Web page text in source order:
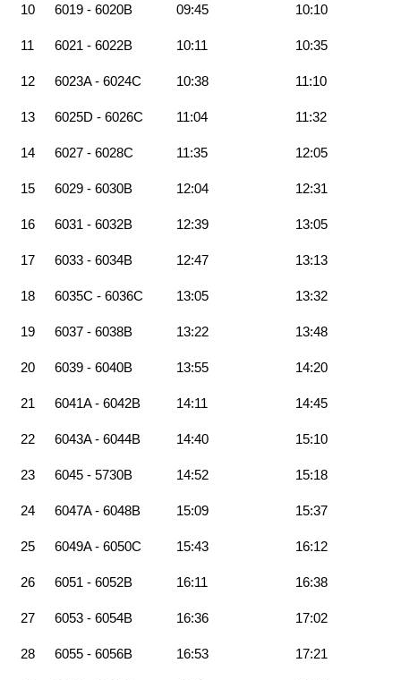
10 6019 - 6020B 09:45 10:10
11 6021 - 6022B 10:11 10:35
12 6023A - 6024C 10:38 11:10
13 6025D - 6026C 11:04 11:32
14 6027 - 6028C 11:35 12:05
15 6029 - 6030B 12:04 12:31
16 6031 - 6032B 12:39 13:05
17 6033 - 6034B 12:47 13:13
18 6035C - 6036C 13:05 13:32
19 6037 - 6038B 13:22 13:48
20 6039 - 6040B 13:55 14:20
21 6041A - 6042B 14:11 14:45
22 6043A - 6044B 14:40 15:10
23 6045 - 5730B 14:52 15:18
24 6047A - 6048B 15:09 15:37
25 6049A - 6050C 15:43 16:12
26 6051 - 6052B 16:11 16:38
27 6053 - 6054B 16:36 17:02
28 6055 - 6056B 16:53 17:21